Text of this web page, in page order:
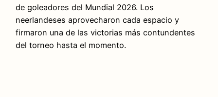
de goleadores del Mundial 2026. Los
neerlandeses aprovecharon cada espacio y
firmaron una de las victorias más contundentes
del torneo hasta el momento.